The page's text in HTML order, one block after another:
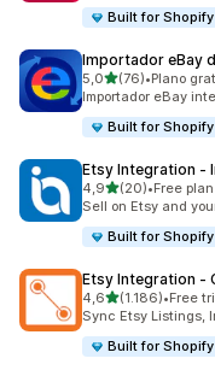
Built for Shopify
Importador eBay
5,0de 5 estrelas
(76)
76 total de•Plano
Importador eBay
Built for Shopify
Etsy Integration ‑
4,9de 5 estrelas
(20)
20 total de•Free
Sell on Etsy and
Built for Shopify
Etsy Integration ‑
4,6de 5 estrelas
(1.186)
1186 total de•Free
Sync Etsy Listings,
Built for Shopify